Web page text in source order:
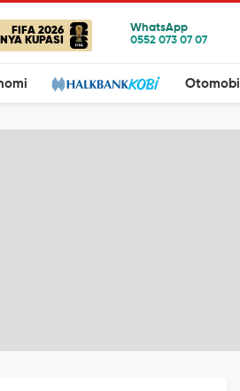
FIFA 2026
KUPASI
Otomobil